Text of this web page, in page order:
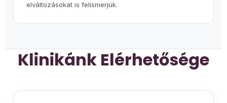
elváltozásokat is felismerjük.
Klinikánk Elérhetősége